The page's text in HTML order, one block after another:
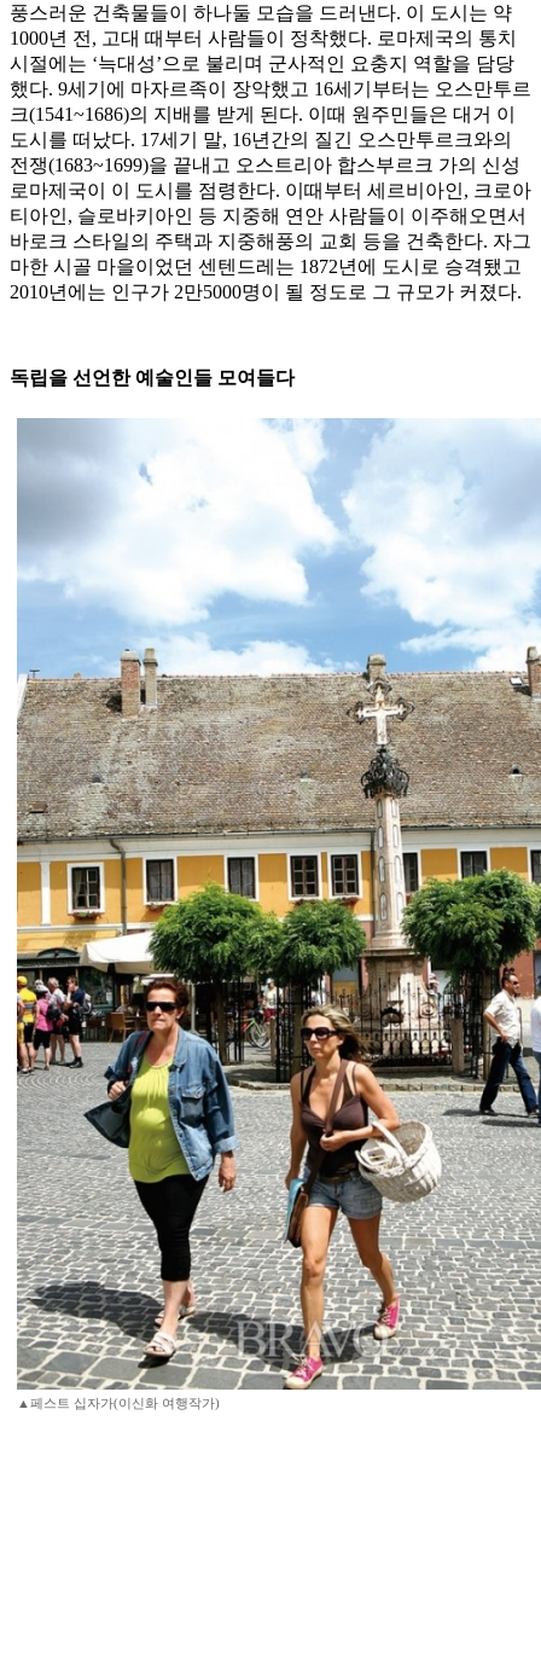
풍스러운 건축물들이 하나둘 모습을 드러낸다. 이 도시는 약
1000년 전, 고대 때부터 사람들이 정착했다. 로마제국의 통치
시절에는 ‘늑대성’으로 불리며 군사적인 요충지 역할을 담당
했다. 9세기에 마자르족이 장악했고 16세기부터는 오스만투르
크(1541~1686)의 지배를 받게 된다. 이때 원주민들은 대거 이
도시를 떠났다. 17세기 말, 16년간의 질긴 오스만투르크와의
전쟁(1683~1699)을 끝내고 오스트리아 합스부르크 가의 신성
로마제국이 이 도시를 점령한다. 이때부터 세르비아인, 크로아
티아인, 슬로바키아인 등 지중해 연안 사람들이 이주해오면서
바로크 스타일의 주택과 지중해풍의 교회 등을 건축한다. 자그
마한 시골 마을이었던 센텐드레는 1872년에 도시로 승격됐고
2010년에는 인구가 2만5000명이 될 정도로 그 규모가 커졌다.
독립을 선언한 예술인들 모여들다
▲페스트 십자가(이신화 여행작가)